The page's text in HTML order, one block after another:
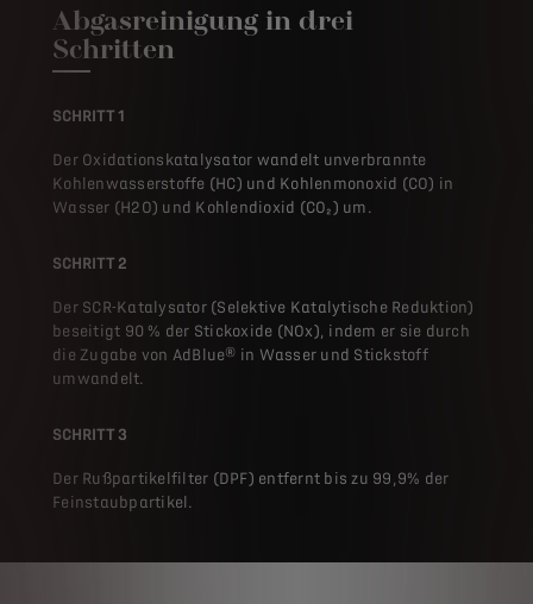
Abgasreinigung in drei
Schritten
SCHRITT 1
Der Oxidationskatalysator wandelt unverbrannte
Kohlenwasserstoffe (HC) und Kohlenmonoxid (CO) in
Wasser (H2O) und Kohlendioxid (CO₂) um.
SCHRITT 2
Der SCR-Katalysator (Selektive Katalytische Reduktion)
beseitigt 90 % der Stickoxide (NOx), indem er sie durch
die Zugabe von AdBlue® in Wasser und Stickstoff
umwandelt.
SCHRITT 3
Der Rußpartikelfilter (DPF) entfernt bis zu 99,9% der
Feinstaubpartikel.